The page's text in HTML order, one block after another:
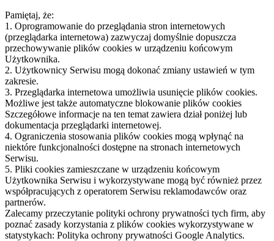
Pamiętaj, że:
1. Oprogramowanie do przeglądania stron internetowych
(przeglądarka internetowa) zazwyczaj domyślnie dopuszcza
przechowywanie plików cookies w urządzeniu końcowym
Użytkownika.
2. Użytkownicy Serwisu mogą dokonać zmiany ustawień w tym
zakresie.
3. Przeglądarka internetowa umożliwia usunięcie plików cookies.
Możliwe jest także automatyczne blokowanie plików cookies
Szczegółowe informacje na ten temat zawiera dział poniżej lub
dokumentacja przeglądarki internetowej.
4. Ograniczenia stosowania plików cookies mogą wpłynąć na
niektóre funkcjonalności dostępne na stronach internetowych
Serwisu.
5. Pliki cookies zamieszczane w urządzeniu końcowym
Użytkownika Serwisu i wykorzystywane mogą być również przez
współpracujących z operatorem Serwisu reklamodawców oraz
partnerów.
Zalecamy przeczytanie polityki ochrony prywatności tych firm, aby
poznać zasady korzystania z plików cookies wykorzystywane w
statystykach: Polityka ochrony prywatności Google Analytics.